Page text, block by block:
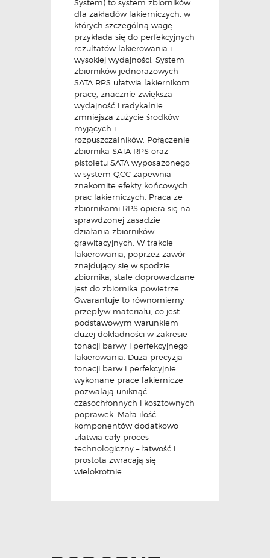
System) to system zbiorników
dla zakładów lakierniczych, w
których szczególną wagę
przykłada się do perfekcyjnych
rezultatów lakierowania i
wysokiej wydajności. System
zbiorników jednorazowych
SATA RPS ułatwia lakiernikom
pracę, znacznie zwiększa
wydajność i radykalnie
zmniejsza zużycie środków
myjących i
rozpuszczalników. Połączenie
zbiornika SATA RPS oraz
pistoletu SATA wyposażonego
w system QCC zapewnia
znakomite efekty końcowych
prac lakierniczych. Praca ze
zbiornikami RPS opiera się na
sprawdzonej zasadzie
działania zbiorników
grawitacyjnych. W trakcie
lakierowania, poprzez zawór
znajdujący się w spodzie
zbiornika, stale doprowadzane
jest do zbiornika powietrze.
Gwarantuje to równomierny
przepływ materiału, co jest
podstawowym warunkiem
dużej dokładności w zakresie
tonacji barwy i perfekcyjnego
lakierowania. Duża precyzja
tonacji barw i perfekcyjnie
wykonane prace lakiernicze
pozwalają uniknąć
czasochłonnych i kosztownych
poprawek. Mała ilość
komponentów dodatkowo
ułatwia cały proces
technologiczny – łatwość i
prostota zwracają się
wielokrotnie.